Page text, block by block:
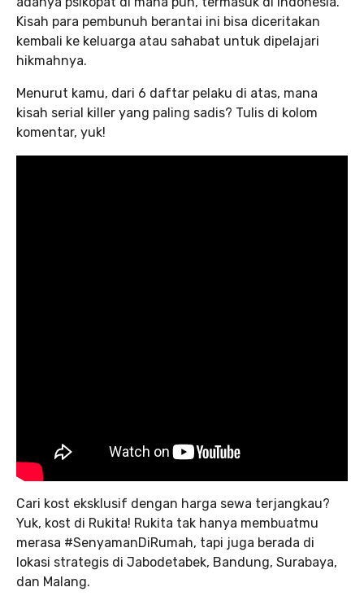
Kisah para pembunuh berantai ini bisa diceritakan
kembali ke keluarga atau sahabat untuk dipelajari
hikmahnya.
Menurut kamu, dari 6 daftar pelaku di atas, mana
kisah serial killer yang paling sadis? Tulis di kolom
komentar, yuk!
Cari kost eksklusif dengan harga sewa terjangkau?
Yuk, kost di Rukita! Rukita tak hanya membuatmu
merasa #SenyamanDiRumah, tapi juga berada di
lokasi strategis di Jabodetabek, Bandung, Surabaya,
dan Malang.